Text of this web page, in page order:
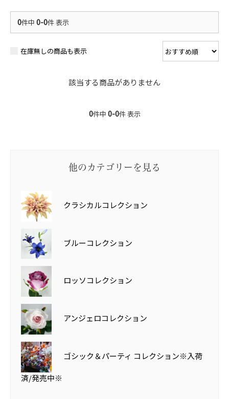
0件中 0-0件 表示
在庫無しの商品も表示
該当する商品がありません
0件中 0-0件 表示
他のカテゴリーを見る
クラシカルコレクション
ブルーコレクション
ロッソコレクション
アンジェロコレクション
ゴシック＆パーティ コレクション※入荷
済/発売中※